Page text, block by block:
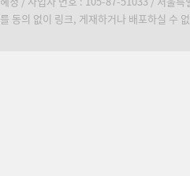
동의 없이 링크, 게재하거나 배포하실